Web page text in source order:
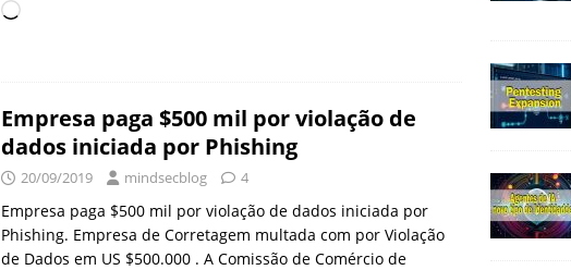
Empresa paga $500 mil por violação de
dados iniciada por Phishing
20/09/2019 mindsecblog 4
Empresa paga $500 mil por violação de dados iniciada por
Phishing. Empresa de Corretagem multada com por Violação
de Dados em US $500.000 . A Comissão de Comércio de